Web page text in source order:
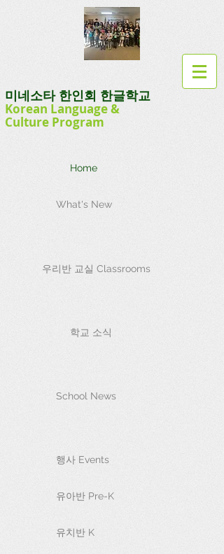
미네소타 한인회 한글학교
Korean Language&
Culture Program
Home
What's New
우리반 교실 Classrooms
학교 소식
School News
행사 Events
유아반 Pre-K
유치반 K